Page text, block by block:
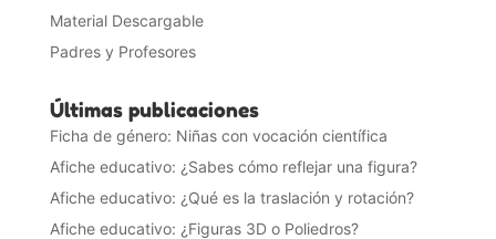
Material Descargable
Padres y Profesores
Últimas publicaciones
Ficha de género: Niñas con vocación científica
Afiche educativo: ¿Sabes cómo reflejar una figura?
Afiche educativo: ¿Qué es la traslación y rotación?
Afiche educativo: ¿Figuras 3D o Poliedros?